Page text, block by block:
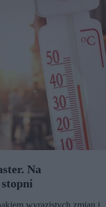
Na
wyrazistych zmian i